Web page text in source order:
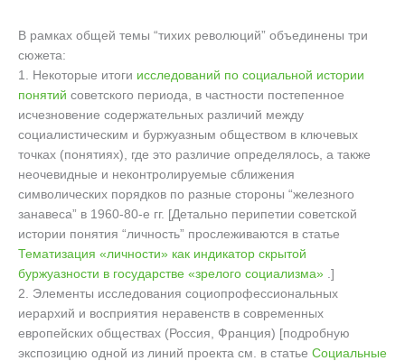
В рамках общей темы “тихих революций” объединены три
сюжета:
1. Некоторые итоги исследований по социальной истории
понятий советского периода, в частности постепенное
исчезновение содержательных различий между
социалистическим и буржуазным обществом в ключевых
точках (понятиях), где это различие определялось, а также
неочевидные и неконтролируемые сближения
символических порядков по разные стороны “железного
занавеса” в 1960-80-е гг. [Детально перипетии советской
истории понятия “личность” прослеживаются в статье
Тематизация «личности» как индикатор скрытой
буржуазности в государстве «зрелого социализма» .]
2. Элементы исследования социопрофессиональных
иерархий и восприятия неравенств в современных
европейских обществах (Россия, Франция) [подробную
экспозицию одной из линий проекта см. в статье Социальные